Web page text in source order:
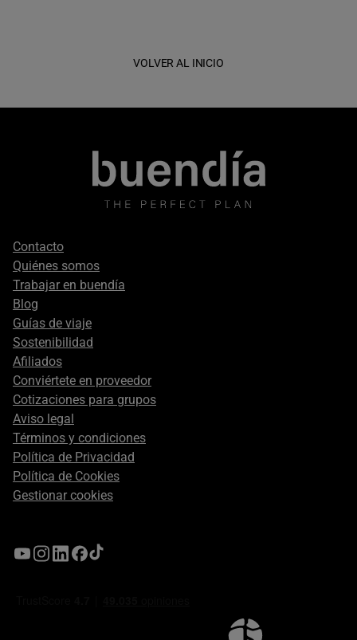
VOLVER AL INICIO
Footer
secondary
Contacto
Quiénes somos
Trabajar en buendía
Blog
Guías de viaje
Sostenibilidad
Afiliados
Conviértete en proveedor
Cotizaciones para grupos
Aviso legal
Términos y condiciones
Política de Privacidad
Política de Cookies
Gestionar cookies